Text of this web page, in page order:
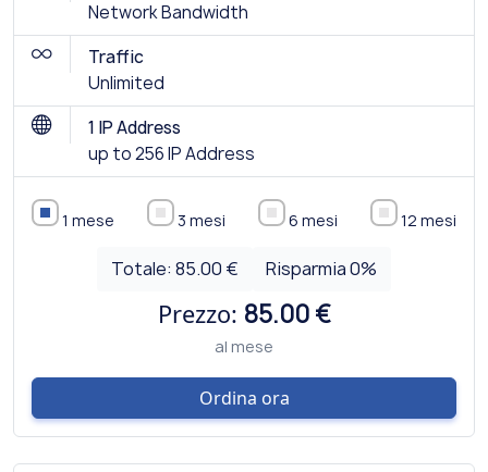
Network Bandwidth
Traffic
Unlimited
1 IP Address
up to 256 IP Address
1 mese 3 mesi 6 mesi 12 mesi
Totale: 85.00 € Risparmia0%
Prezzo: 85.00 €
al mese
Ordina ora